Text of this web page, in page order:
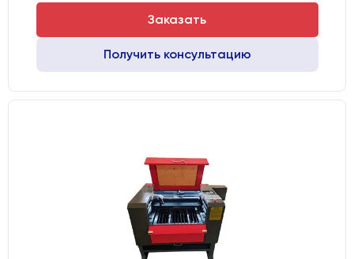
Заказать
Получить консультацию